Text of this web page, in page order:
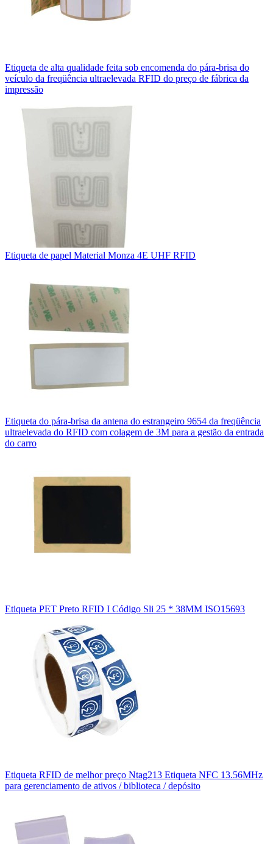
Etiqueta de alta qualidade feita sob encomenda do pára-brisa do
veículo da freqüência ultraelevada RFID do preço de fábrica da
impressão
Etiqueta de papel Material Monza 4E UHF RFID
Etiqueta do pára-brisa da antena do estrangeiro 9654 da freqüência
ultraelevada do RFID com colagem de 3M para a gestão da entrada
do carro
Etiqueta PET Preto RFID I Código Sli 25 * 38MM ISO15693
Etiqueta RFID de melhor preço Ntag213 Etiqueta NFC 13.56MHz
para gerenciamento de ativos / biblioteca / depósito